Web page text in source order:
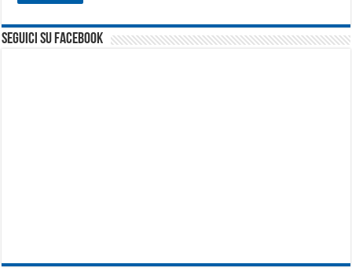
seguici su facebook